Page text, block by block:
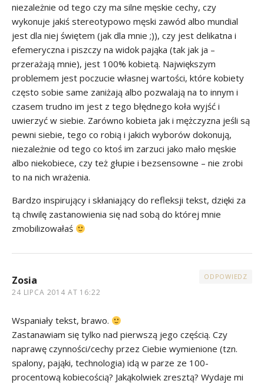
niezależnie od tego czy ma silne męskie cechy, czy
wykonuje jakiś stereotypowo męski zawód albo mundial
jest dla niej świętem (jak dla mnie ;)), czy jest delikatna i
efemeryczna i piszczy na widok pająka (tak jak ja –
przerażają mnie), jest 100% kobietą. Największym
problemem jest poczucie własnej wartości, które kobiety
często sobie same zaniżają albo pozwalają na to innym i
czasem trudno im jest z tego błędnego koła wyjść i
uwierzyć w siebie. Zarówno kobieta jak i mężczyzna jeśli są
pewni siebie, tego co robią i jakich wyborów dokonują,
niezależnie od tego co ktoś im zarzuci jako mało męskie
albo niekobiece, czy też głupie i bezsensowne – nie zrobi
to na nich wrażenia.
Bardzo inspirujący i skłaniający do refleksji tekst, dzięki za
tą chwilę zastanowienia się nad sobą do której mnie
zmobilizowałaś
Zosia
24 LIPCA 2014 AT 16:22
ODPOWIEDZ
Wspaniały tekst, brawo.
Zastanawiam się tylko nad pierwszą jego częścią. Czy
naprawę czynności/cechy przez Ciebie wymienione (tzn.
spalony, pająki, technologia) idą w parze ze 100-
procentową kobiecością? Jakąkolwiek zresztą? Wydaje mi